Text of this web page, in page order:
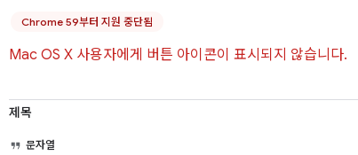
Chrome 59부터 지원 중단됨
Mac OS X 사용자에게 버튼 아이콘이 표시되지 않습니다.
제목
문자열